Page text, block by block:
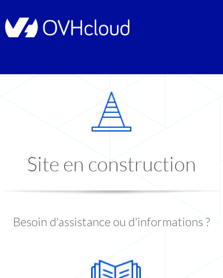
Site en construction
Besoin d'assistance ou d'informations ?